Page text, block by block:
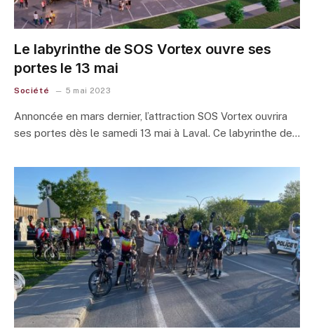
Le labyrinthe de SOS Vortex ouvre ses
portes le 13 mai
Société 5 mai 2023
Annoncée en mars dernier, l’attraction SOS Vortex ouvrira
ses portes dès le samedi 13 mai à Laval. Ce labyrinthe de…